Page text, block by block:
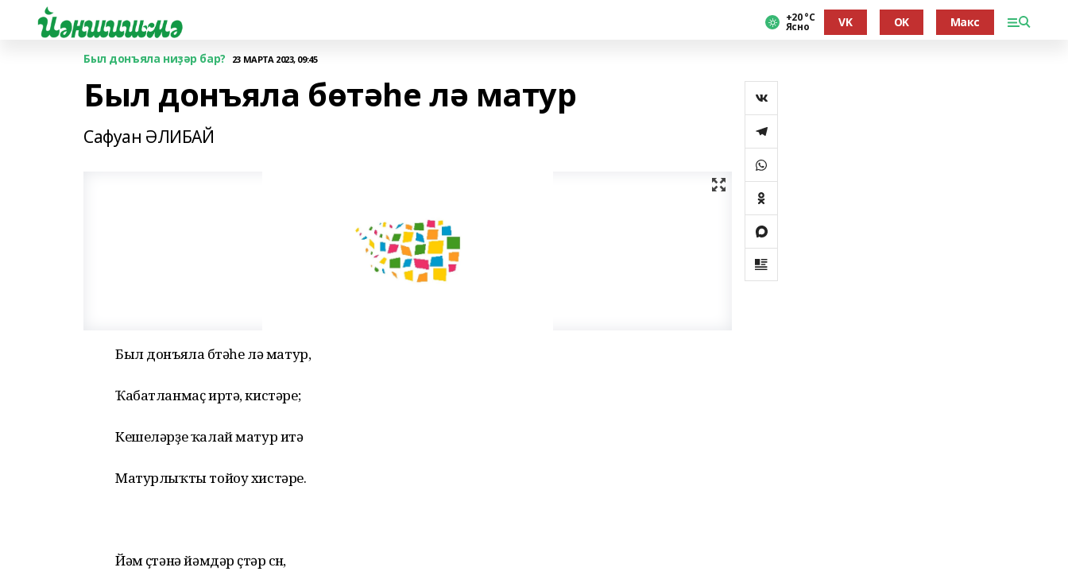
+20 °С
Ясно VK OK Макс
Был донъяла ниҙәр бар? 23 МАРТА 2023, 09:45
Был донъяла бөтәһе лә матур
Сафуан ӘЛИБАЙ
Был донъяла бөтәһе лә матур,
Ҡабатланмаҫ иртә, кистәре;
Кешеләрҙе ҡалай матур итә
Матурлыҡты тойоу хистәре.
Йәм өҫтәнә йәмдәр өҫтәр өсөн,